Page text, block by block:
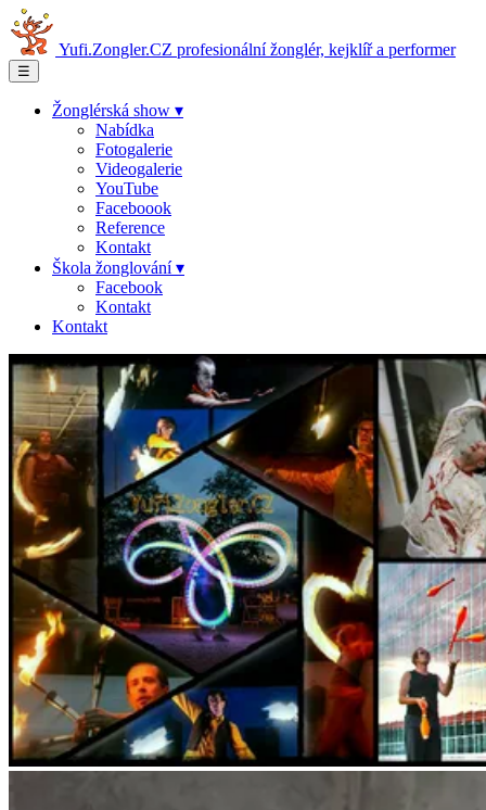
Yufi.Zongler.CZ profesionální žonglér, kejklíř a performer
☰
Žonglérská show ▾
Nabídka
Fotogalerie
Videogalerie
YouTube
Faceboook
Reference
Kontakt
Škola žonglování ▾
Facebook
Kontakt
Kontakt